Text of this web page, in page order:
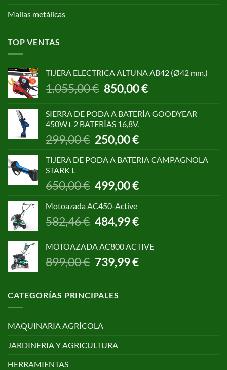
Mallas metálicas
TOP VENTAS
TIJERA ELECTRICA ALTUNA AB42 (Ø42 mm.)
1.055,00€ El
precio
era:
1.055,00 €.
850,00€El
es:
SIERRA DE PODA A BATERÍA GOODYEAR
450W+ 2 BATERÍAS 16,8V.
299,00€ El
precio
original
299,00 €.
250,00€El
actual
250,00 €.
TIJERA DE PODA A BATERIA CAMPAGNOLA
STARK L
650,00€
El
precio
original
650,00 €.
499,00€El
499,00 €.
Motoazada AC450-Active
582,46€
El
precio
era:
582,46 €.
484,99€El
es:
484,99 €.
MOTOAZADA AC800 ACTIVE
899,00€ El
precio
era:
739,99€El
CATEGORÍAS PRINCIPALES
MAQUINARIA AGRÍCOLA
JARDINERIA Y AGRICULTURA
HERRAMIENTAS